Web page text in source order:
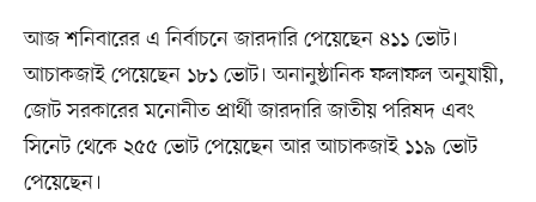
আজ শনিবারের এ নির্বাচনে জারদারি পেয়েছেন ৪১১ ভোট।
আচাকজাই পেয়েছেন ১৮১ ভোট। অনানুষ্ঠানিক ফলাফল অনুযায়ী,
জোট সরকারের মনোনীত প্রার্থী জারদারি জাতীয় পরিষদ এবং
সিনেট থেকে ২৫৫ ভোট পেয়েছেন আর আচাকজাই ১১৯ ভোট
পেয়েছেন।